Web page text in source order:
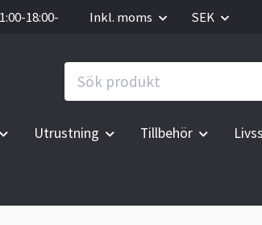
18:00- Inkl. moms SEK
Utrustning Tillbehör